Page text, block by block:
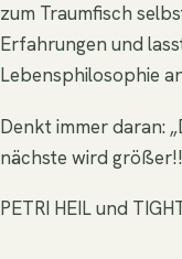
zum Traumfisch
Erfahrungen und
Lebensphilosophie
Denkt immer daran:
nächste wird
PETRI HEIL und